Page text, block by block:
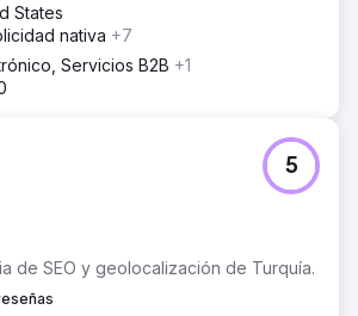
States
nativa +7
Servicios B2B +1
de SEO y geolocalización de Turquía.
5